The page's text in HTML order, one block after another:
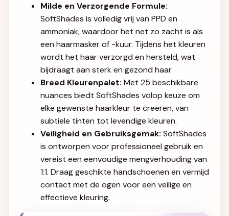
Milde en Verzorgende Formule:
SoftShades is volledig vrij van PPD en
ammoniak, waardoor het net zo zacht is als
een haarmasker of -kuur. Tijdens het kleuren
wordt het haar verzorgd en hersteld, wat
bijdraagt aan sterk en gezond haar.
Breed Kleurenpalet: Met 25 beschikbare
nuances biedt SoftShades volop keuze om
elke gewenste haarkleur te creëren, van
subtiele tinten tot levendige kleuren.
Veiligheid en Gebruiksgemak: SoftShades
is ontworpen voor professioneel gebruik en
vereist een eenvoudige mengverhouding van
1:1. Draag geschikte handschoenen en vermijd
contact met de ogen voor een veilige en
effectieve kleuring.